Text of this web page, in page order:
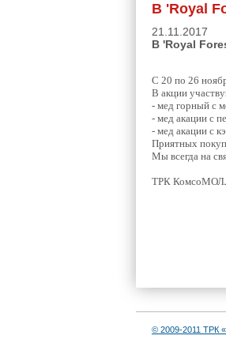
В 'Royal
21.11.2017
В 'Royal
С 20 по 26
В акции
- мед горный с
- мед акации с
- мед акации с
Приятных
Мы всегда на
ТРК
© 2009-2011 ТРК